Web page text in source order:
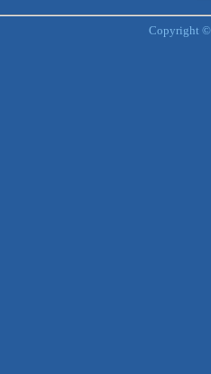
Copyright ©